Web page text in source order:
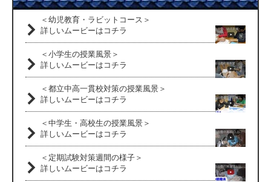
＜幼児教育・ラビットコース＞
詳しいムービーはコチラ
＜小学生の授業風景＞
詳しいムービーはコチラ
＜都立中高一貫校対策の授業風景＞
詳しいムービーはコチラ
＜中学生・高校生の授業風景＞
詳しいムービーはコチラ
＜定期試験対策週間の様子＞
詳しいムービーはコチラ